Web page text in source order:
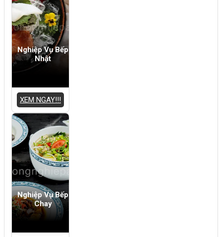
Nghiệp Vụ Bếp
Nhật
XEM NGAY!!!
Nghiệp Vụ Bếp
Chay